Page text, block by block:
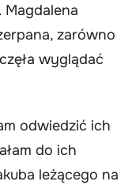
zarówno
wyglądać
odwiedzić ich
do ich
leżącego na